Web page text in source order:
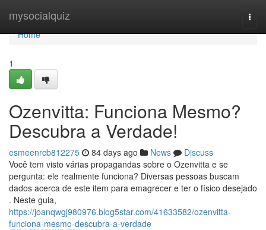
mysocialquiz
Home
Home
1
Ozenvitta: Funciona Mesmo?
Descubra a Verdade!
esmeenrcb812275 84 days ago News
Discuss
Você tem visto várias propagandas sobre o Ozenvitta e se
pergunta: ele realmente funciona? Diversas pessoas buscam
dados acerca de este item para emagrecer e ter o físico desejado
. Neste guia,
https://joanqwgj980976.blog5star.com/41633582/ozenvitta-
funciona-mesmo-descubra-a-verdade